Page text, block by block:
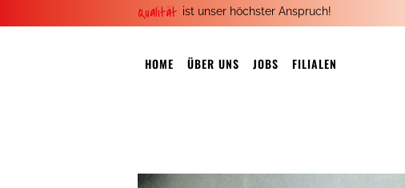
Qualität ist unser höchster Anspruch!
HOME ÜBER UNS JOBS FILIALEN